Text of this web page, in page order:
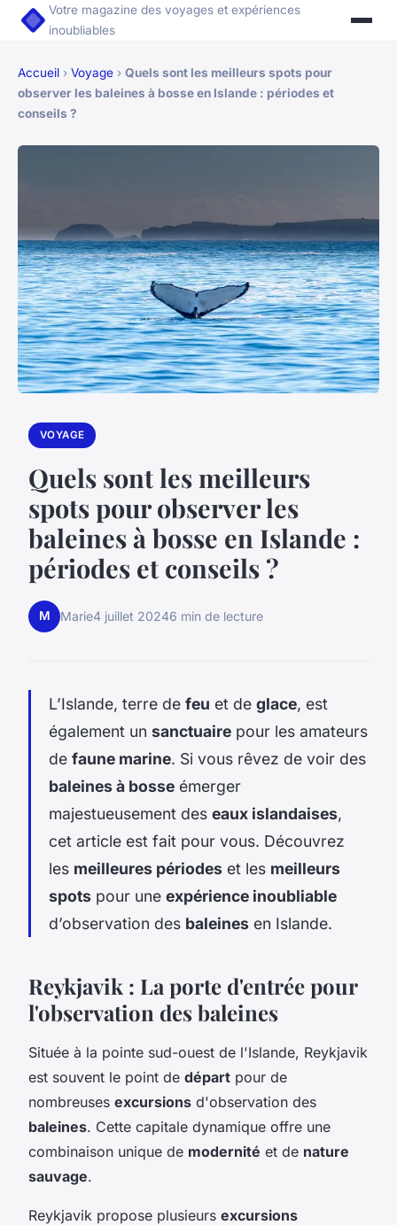
Votre magazine des voyages et expériences
inoubliables
Accueil › Voyage › Quels sont les meilleurs spots pour
observer les baleines à bosse en Islande : périodes et
conseils ?
VOYAGE
Quels sont les meilleurs
spots pour observer les
baleines à bosse en Islande :
périodes et conseils ?
M Marie4 juillet 20246 min de lecture
L’Islande, terre de feu et de glace, est
également un sanctuaire pour les amateurs
de faune marine. Si vous rêvez de voir des
baleines à bosse émerger
majestueusement des eaux islandaises,
cet article est fait pour vous. Découvrez
les meilleures périodes et les meilleurs
spots pour une expérience inoubliable
d’observation des baleines en Islande.
Reykjavik : La porte d'entrée pour
l'observation des baleines
Située à la pointe sud-ouest de l'Islande, Reykjavik
est souvent le point de départ pour de
nombreuses excursions d'observation des
baleines. Cette capitale dynamique offre une
combinaison unique de modernité et de nature
sauvage.
Reykjavik propose plusieurs excursions